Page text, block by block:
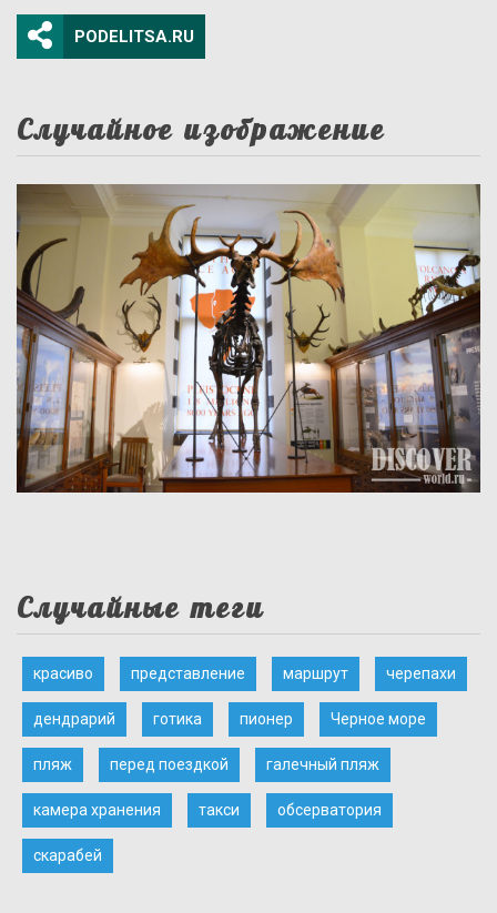
PODELITSA.RU
Случайное изображение
Случайные теги
красиво представление маршрут черепахи
дендрарий готика пионер Черное море
пляж перед поездкой галечный пляж
камера хранения такси обсерватория
скарабей